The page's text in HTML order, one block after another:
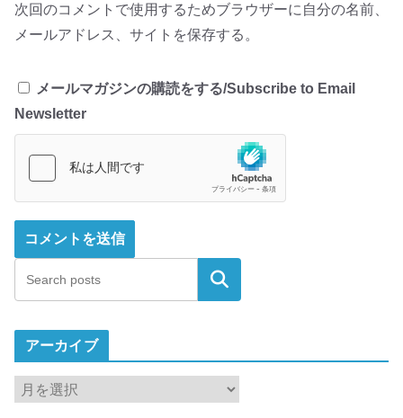
次回のコメントで使用するためブラウザーに自分の名前、
メールアドレス、サイトを保存する。
メールマガジンの購読をする/Subscribe to Email
Newsletter
検索
アーカイブ
ア